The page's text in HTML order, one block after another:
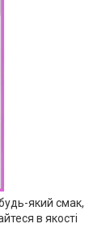
який смак,
в якості